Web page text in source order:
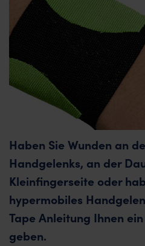
Haben Sie Wunden an
Handgelenks, an der
Kleinfingerseite oder
hypermobiles
Tape Anleitung Ihnen
geben.